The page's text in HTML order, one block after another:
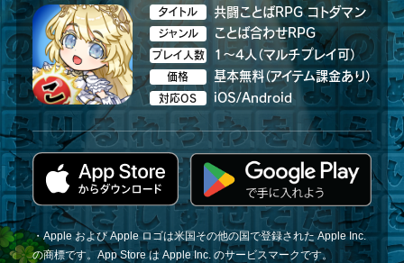
タイトル 共闘ことばRPG コトダマン
ジャンル ことば合わせRPG
プレイ人数 1～4人（マルチプレイ可）
価格 基本無料（アイテム課金あり）
対応OS iOS/Android
・Apple および Apple ロゴは米国その他の国で登録された Apple Inc.
の商標です。App Store は Apple Inc. のサービスマークです。